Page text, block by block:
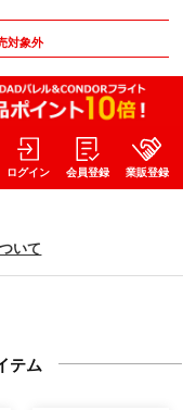
対象外
ログイン 会員登録 業販登録
いて
テム